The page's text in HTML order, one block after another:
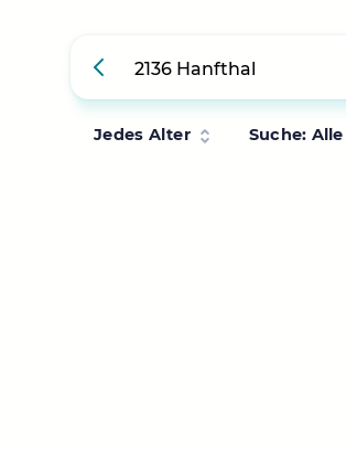
Jedes Alter Suche: Alle